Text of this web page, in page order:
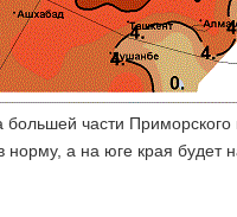
части
норму, а на юге края будет